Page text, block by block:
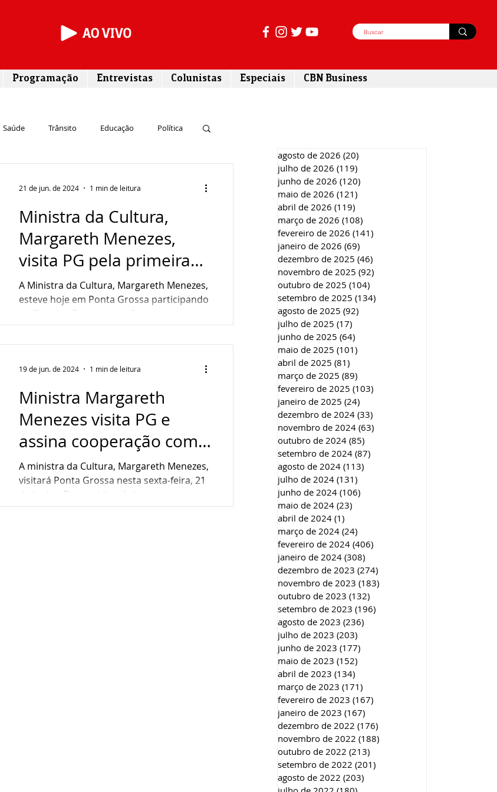
Programação Entrevistas Colunistas Especiais CBN Business
Saúde Trânsito Educação Política
Rodovias Agronegócio
Sustentabilidade Gastronomia
Ministra da Cultura,
Margareth Menezes,
visita PG pela primeira
vez
A Ministra da Cultura, Margareth Menezes,
esteve hoje em Ponta Grossa participando
do Terceiro Encontro de Cultura do
Interior do Paraná,...
21 de jun. de 2024 1 min de leitura
Ministra Margareth
Menezes visita PG e
assina cooperação com a
UEPG
A ministra da Cultura, Margareth Menezes,
visitará Ponta Grossa nesta sexta-feira, 21
de junho. Ela participará de eventos com
agentes...
19 de jun. de 2024 1 min de leitura
agosto de 2026 (20)
julho de 2026 (119)
junho de 2026 (120)
maio de 2026 (121)
abril de 2026 (119)
março de 2026 (108)
fevereiro de 2026 (141)
janeiro de 2026 (69)
dezembro de 2025 (46)
novembro de 2025 (92)
outubro de 2025 (104)
setembro de 2025 (134)
agosto de 2025 (92)
julho de 2025 (17)
junho de 2025 (64)
maio de 2025 (101)
abril de 2025 (81)
março de 2025 (89)
fevereiro de 2025 (103)
janeiro de 2025 (24)
dezembro de 2024 (33)
novembro de 2024 (63)
outubro de 2024 (85)
setembro de 2024 (87)
agosto de 2024 (113)
julho de 2024 (131)
junho de 2024 (106)
maio de 2024 (23)
abril de 2024 (1)
março de 2024 (24)
fevereiro de 2024 (406)
janeiro de 2024 (308)
dezembro de 2023 (274)
novembro de 2023 (183)
outubro de 2023 (132)
setembro de 2023 (196)
agosto de 2023 (236)
julho de 2023 (203)
junho de 2023 (177)
maio de 2023 (152)
abril de 2023 (134)
março de 2023 (171)
fevereiro de 2023 (167)
janeiro de 2023 (167)
dezembro de 2022 (176)
novembro de 2022 (188)
outubro de 2022 (213)
setembro de 2022 (201)
agosto de 2022 (203)